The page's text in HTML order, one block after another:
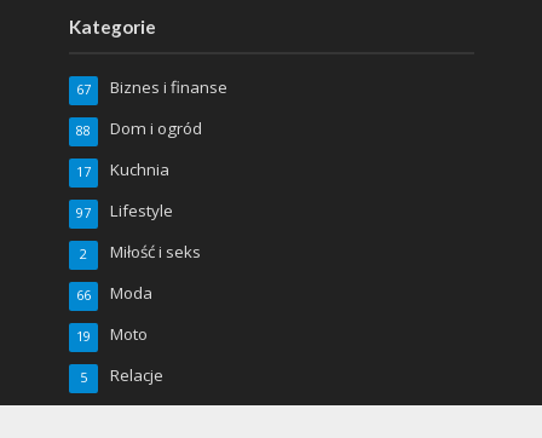
Kategorie
Biznes i finanse
67
Dom i ogród
88
Kuchnia
17
Lifestyle
97
Miłość i seks
2
Moda
66
Moto
19
Relacje
5